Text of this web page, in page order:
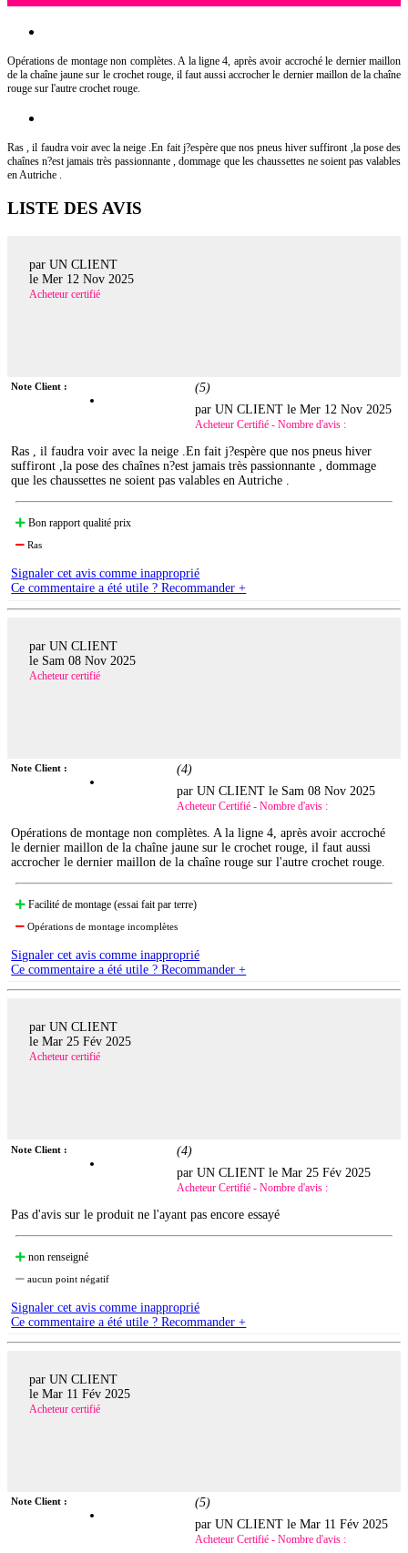
Opérations de montage non complètes. A la ligne 4, après avoir accroché le dernier maillon
de la chaîne jaune sur le crochet rouge, il faut aussi accrocher le dernier maillon de la chaîne
rouge sur l'autre crochet rouge.
Ras , il faudra voir avec la neige .En fait j?espère que nos pneus hiver suffiront ,la pose des
chaînes n?est jamais très passionnante , dommage que les chaussettes ne soient pas valables
en Autriche .
LISTE DES AVIS
par UN CLIENT
le Mer 12 Nov 2025
Acheteur certifié
Note Client : (5)
par UN CLIENT leMer 12 Nov 2025
Acheteur Certifié - Nombre d'avis :
Ras , il faudra voir avec la neige .En fait j?espère que nos pneus hiver
suffiront ,la pose des chaînes n?est jamais très passionnante , dommage
que les chaussettes ne soient pas valables en Autriche .
Bon rapport qualité prix
Ras
Signaler cet avis comme inapproprié
Ce commentaire a été utile ? Recommander +
par UN CLIENT
le Sam 08 Nov 2025
Acheteur certifié
Note Client : (4)
par UN CLIENT le Sam 08 Nov 2025
Acheteur Certifié - Nombre d'avis :
Opérations de montage non complètes. A la ligne 4, après avoir accroché
le dernier maillon de la chaîne jaune sur le crochet rouge, il faut aussi
accrocher le dernier maillon de la chaîne rouge sur l'autre crochet rouge.
Facilité de montage (essai fait par terre)
Opérations de montage incomplètes
Signaler cet avis comme inapproprié
Ce commentaire a été utile ? Recommander +
par UN CLIENT
le Mar 25 Fév 2025
Acheteur certifié
Note Client : (4)
par UN CLIENT leMar 25 Fév 2025
Acheteur Certifié - Nombre d'avis :
Pas d'avis sur le produit ne l'ayant pas encore essayé
non renseigné
aucun point négatif
Signaler cet avis comme inapproprié
Ce commentaire a été utile ? Recommander +
par UN CLIENT
le Mar 11 Fév 2025
Acheteur certifié
Note Client : (5)
par UN CLIENT leMar 11 Fév 2025
Acheteur Certifié - Nombre d'avis :